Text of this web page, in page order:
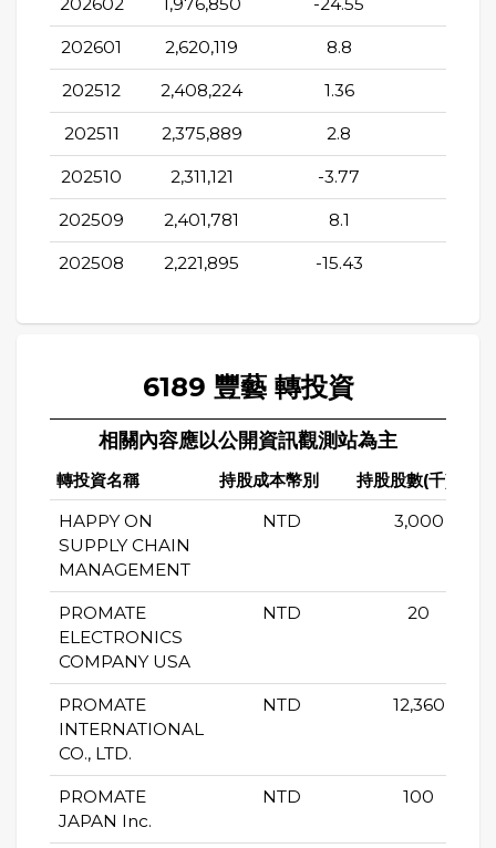
202601 2,620,119 8.8
202512 2,408,224 1.36
202511 2,375,889 2.8
202510 2,311,121 -3.77
202509 2,401,781 8.1
202508 2,221,895 -15.43
6189 豐藝 轉投資
相關內容應以公開資訊觀測站為主
轉投資名稱 持股成本幣別 持股股數(千)
HAPPY ON
SUPPLY CHAIN
MANAGEMENT
NTD 3,000
PROMATE
ELECTRONICS
COMPANY USA
NTD 20
PROMATE
INTERNATIONAL
CO., LTD.
NTD 12,360
PROMATE
JAPAN Inc.
NTD 100